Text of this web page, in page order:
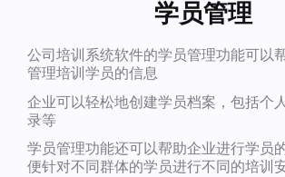
学员管理
公司培训系统软件的学员管理功能可以
管理培训学员的信息
企业可以轻松地创建学员档案，包括个
录等
学员管理功能还可以帮助企业进行学员
便针对不同群体的学员进行不同的培训